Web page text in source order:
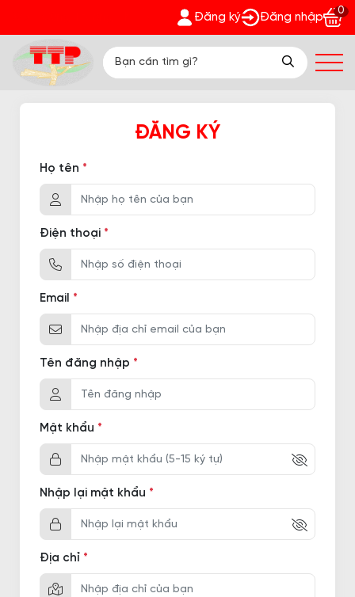
- Cùng Trường Thịnh Phát - Nhận quà bất ngờ Đón Hè
Đăng ký Đăng nhập
0
ĐĂNG KÝ
Họ tên *
Điện thoại *
Email *
Tên đăng nhập *
Mật khẩu *
Nhập lại mật khẩu *
Địa chỉ *